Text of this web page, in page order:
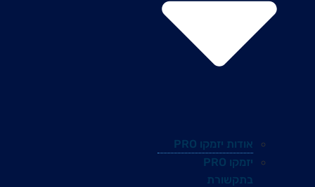
אודות יזמקו PRO
יזמקו PRO
בתקשורת